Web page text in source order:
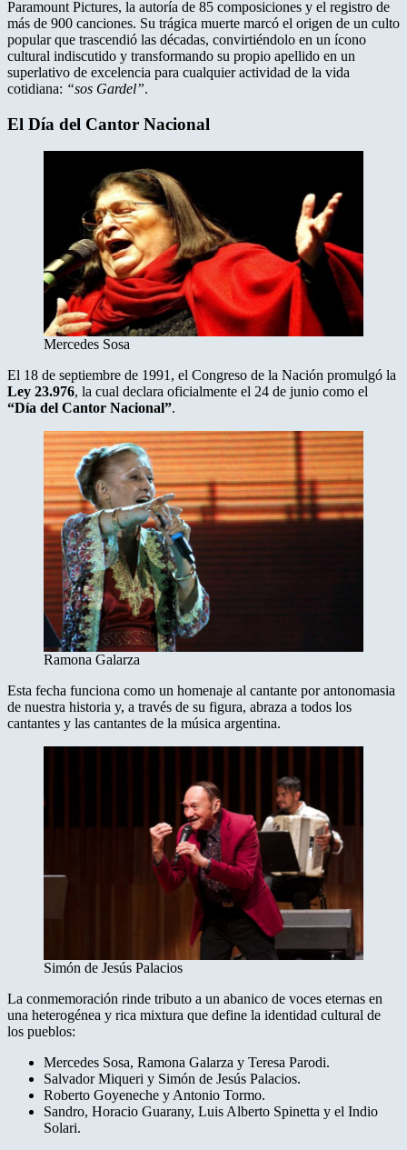
Paramount Pictures, la autoría de 85 composiciones y el registro de
más de 900 canciones. Su trágica muerte marcó el origen de un culto
popular que trascendió las décadas, convirtiéndolo en un ícono
cultural indiscutido y transformando su propio apellido en un
superlativo de excelencia para cualquier actividad de la vida
cotidiana: “sos Gardel”.
El Día del Cantor Nacional
Mercedes Sosa
El 18 de septiembre de 1991, el Congreso de la Nación promulgó la
Ley 23.976, la cual declara oficialmente el 24 de junio como el
“Día del Cantor Nacional”.
Ramona Galarza
Esta fecha funciona como un homenaje al cantante por antonomasia
de nuestra historia y, a través de su figura, abraza a todos los
cantantes y las cantantes de la música argentina.
Simón de Jesús Palacios
La conmemoración rinde tributo a un abanico de voces eternas en
una heterogénea y rica mixtura que define la identidad cultural de
los pueblos:
Mercedes Sosa, Ramona Galarza y Teresa Parodi.
Salvador Miqueri y Simón de Jesús Palacios.
Roberto Goyeneche y Antonio Tormo.
Sandro, Horacio Guarany, Luis Alberto Spinetta y el Indio
Solari.